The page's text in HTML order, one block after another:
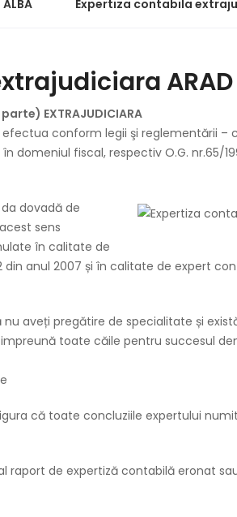
Expertiza contabila
ARAD
EXTRAJUDICIARA
efectua conform legii şi reglementării –
domeniul fiscal, respectiv O.G. nr.65/
dovadă de
sens
în calitate de
anul 2007 și în calitate de expert
nu aveți pregătire de specialitate și
toate căile pentru succesul
că toate concluziile expertului
raport de expertiză contabilă eronat